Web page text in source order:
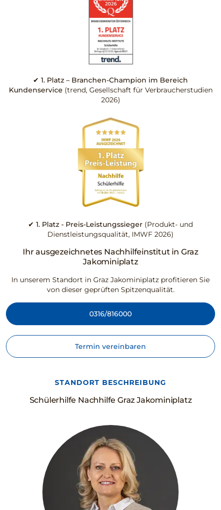
✔ 1. Platz – Branchen-Champion im Bereich
Kundenservice (trend, Gesellschaft für Verbraucherstudien
2026)
✔ 1. Platz - Preis-Leistungssieger (Produkt- und
Dienstleistungsqualität, IMWF 2026)
Ihr ausgezeichnetes Nachhilfeinstitut in Graz
Jakominiplatz
In unserem Standort in Graz Jakominiplatz profitieren Sie
von dieser geprüften Spitzenqualität.
0316/816000
Termin vereinbaren
Schülerhilfe Nachhilfe Graz Jakominiplatz
STANDORT BESCHREIBUNG